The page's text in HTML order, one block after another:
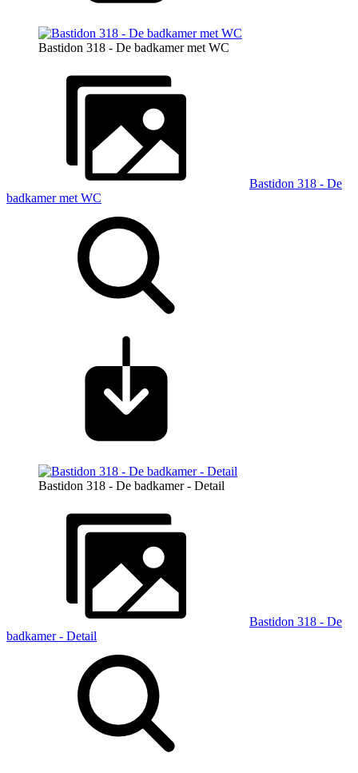
Bastidon 318 - De badkamer met WC
Bastidon 318 - De
badkamer met WC
Bastidon 318 - De badkamer - Detail
Bastidon 318 - De
badkamer - Detail